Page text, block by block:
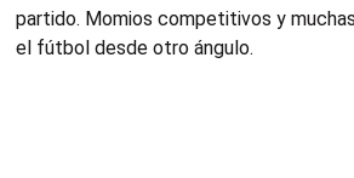
partido. Momios competitivos y
el fútbol desde otro ángulo.